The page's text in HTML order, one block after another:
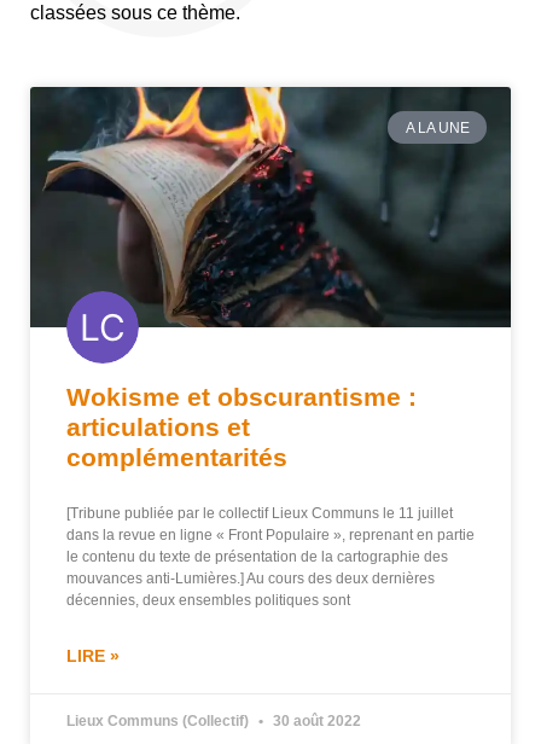
classées sous ce thème.
A LA UNE
Wokisme et obscurantisme :
articulations et
complémentarités
[Tribune publiée par le collectif Lieux Communs le 11 juillet
dans la revue en ligne « Front Populaire », reprenant en partie
le contenu du texte de présentation de la cartographie des
mouvances anti-Lumières.] Au cours des deux dernières
décennies, deux ensembles politiques sont
LIRE »
Lieux Communs (Collectif) 30 août 2022